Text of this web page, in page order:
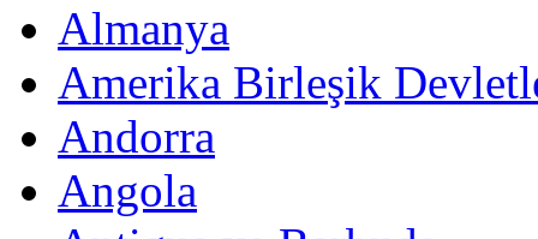
Almanya
Amerika Birleşik
Andorra
Angola